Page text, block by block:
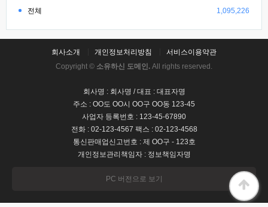
전체 1,095,226
회사소개 개인정보처리방침
서비스이용약관
Copyright © 소유하신 도메인. All rights reserved.
회사명 : 회사명 / 대표 : 대표자명
주소 : OO도 OO시 OO구 OO동 123-45
사업자 등록번호 : 123-45-67890
전화 : 02-123-4567 팩스 : 02-123-4568
통신판매업신고번호 : 제 OO구 - 123호
개인정보관리책임자 : 정보책임자명
PC 버전으로 보기